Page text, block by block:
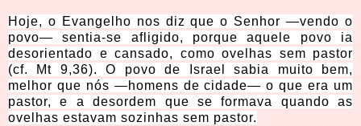
Hoje, o Evangelho nos diz que o Senhor —vendo o
povo— sentia-se afligido, porque aquele povo ia
desorientado e cansado, como ovelhas sem pastor
(cf. Mt 9,36). O povo de Israel sabia muito bem,
melhor que nós —homens de cidade— o que era um
pastor, e a desordem que se formava quando as
ovelhas estavam sozinhas sem pastor.